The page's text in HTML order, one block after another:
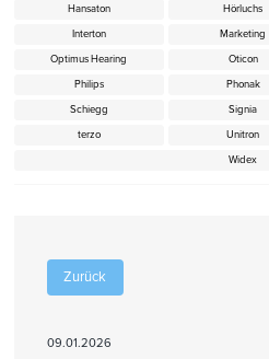
Zurück
09.01.2026
Hansaton
Hörluchs
Interton
Marketing
Optimus Hearing
Oticon
Philips
Phonak
Schiegg
Signia
terzo
Unitron
Widex